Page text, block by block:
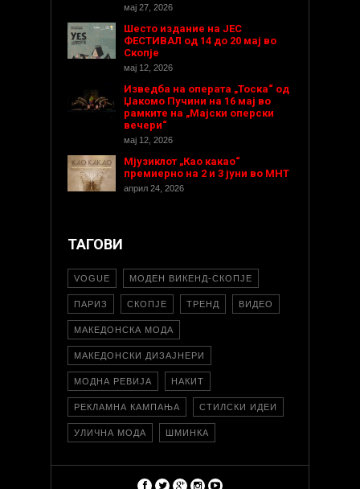
мај 27, 2026
Шесто издание на ЈЕС
ФЕСТИВАЛ од 14 до 20 мај во
Скопје
мај 12, 2026
Изведба на операта „Тоска“ од
Џакомо Пучини на 16 мај во
рамките на „Мајски оперски
вечери“
мај 12, 2026
Мјузиклот „Као какао“
премиерно на 2 и 3 јуни во МНТ
април 24, 2026
ТАГОВИ
VOGUE МОДЕН ВИКЕНД-СКОПЈЕ
ПАРИЗ СКОПЈЕ ТРЕНД ВИДЕО
МАКЕДОНСКА МОДА
МАКЕДОНСКИ ДИЗАЈНЕРИ
МОДНА РЕВИЈА НАКИТ
РЕКЛАМНА КАМПАЊА СТИЛСКИ ИДЕИ
УЛИЧНА МОДА ШМИНКА